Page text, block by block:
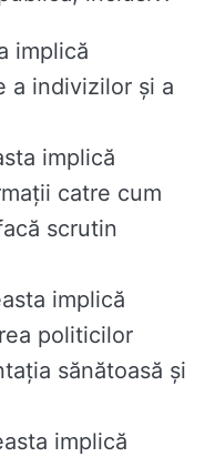
implică
a indivizilor și a
implică
catre cum
scrutin
implică
politicilor
sănătoasă și
implică